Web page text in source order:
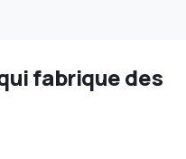
fabrique des